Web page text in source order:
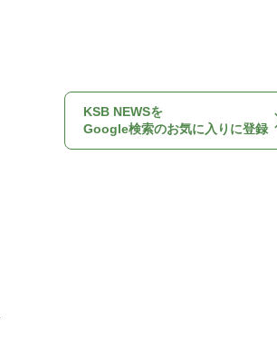
KSB NEWSを
Google検索のお気に入りに登録